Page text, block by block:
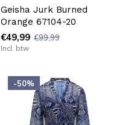
Geisha Jurk Burned
Orange 67104-20
€49,99 €99,99
Incl. btw
-50%